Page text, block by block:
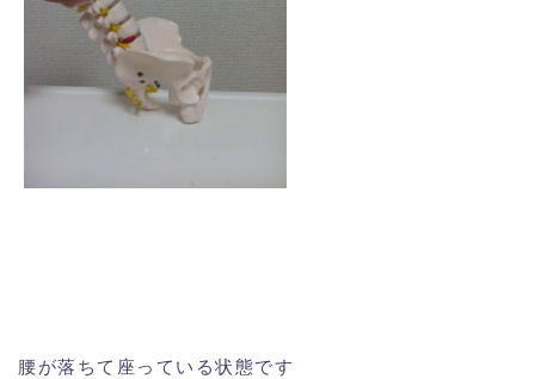
腰が落ちて座っている状態です